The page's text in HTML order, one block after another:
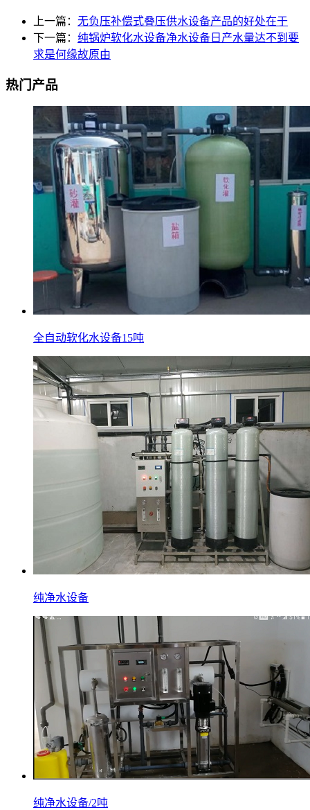
上一篇： 无负压补偿式叠压供水设备产品的好处在于
下一篇： 纯锅炉软化水设备净水设备日产水量达不到要
求是何缘故原由
热门产品
全自动软化水设备15吨
纯净水设备
纯净水设备/2吨